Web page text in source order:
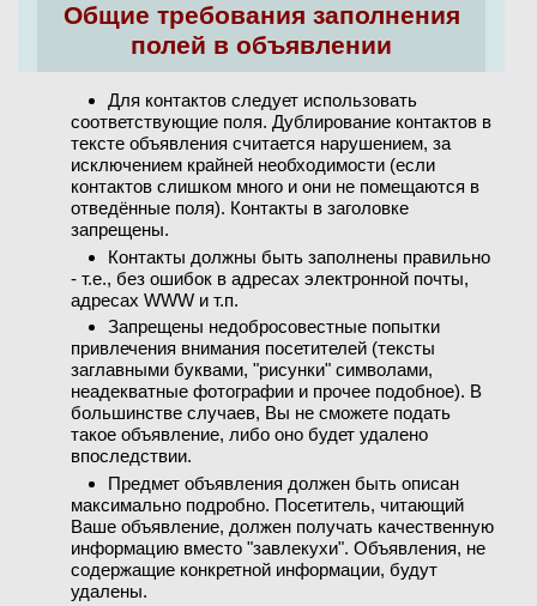
Общие требования заполнения
полей в объявлении
Для контактов следует использовать
соответствующие поля. Дублирование контактов в
тексте объявления считается нарушением, за
исключением крайней необходимости (если
контактов слишком много и они не помещаются в
отведённые поля). Контакты в заголовке
запрещены.
Контакты должны быть заполнены правильно
- т.е., без ошибок в адресах электронной почты,
адресах WWW и т.п.
Запрещены недобросовестные попытки
привлечения внимания посетителей (тексты
заглавными буквами, "рисунки" символами,
неадекватные фотографии и прочее подобное). В
большинстве случаев, Вы не сможете подать
такое объявление, либо оно будет удалено
впоследствии.
Предмет объявления должен быть описан
максимально подробно. Посетитель, читающий
Ваше объявление, должен получать качественную
информацию вместо "завлекухи". Объявления, не
содержащие конкретной информации, будут
удалены.